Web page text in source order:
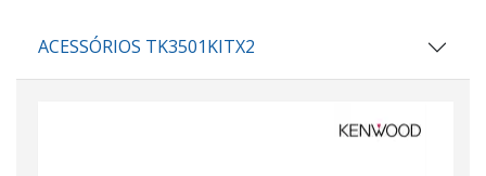
ACESSÓRIOS TK3501KITX2